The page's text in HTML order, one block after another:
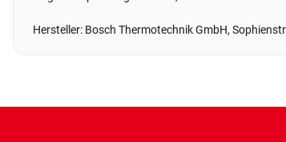
Hersteller: Bosch Thermotechnik GmbH,